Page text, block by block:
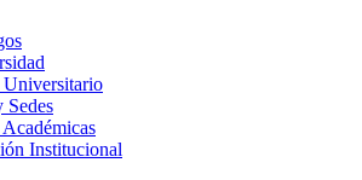
Sedes
Institucional